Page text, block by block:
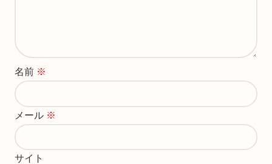
名前 ※
メール ※
サイト